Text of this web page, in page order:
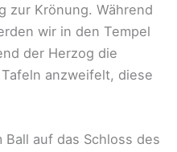
zur Krönung. Während
wir in den Tempel
der Herzog die
anzweifelt, diese
auf das Schloss des